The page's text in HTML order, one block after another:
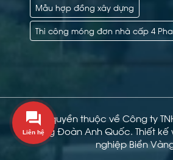
Mẫu hợp đồng xây dựng
Thi công móng đơn nhà cấp 4
Bản quyền thuộc về Công ty
dựng Đoàn Anh Quốc. Thiết
nghiệp Biển
Liên hệ